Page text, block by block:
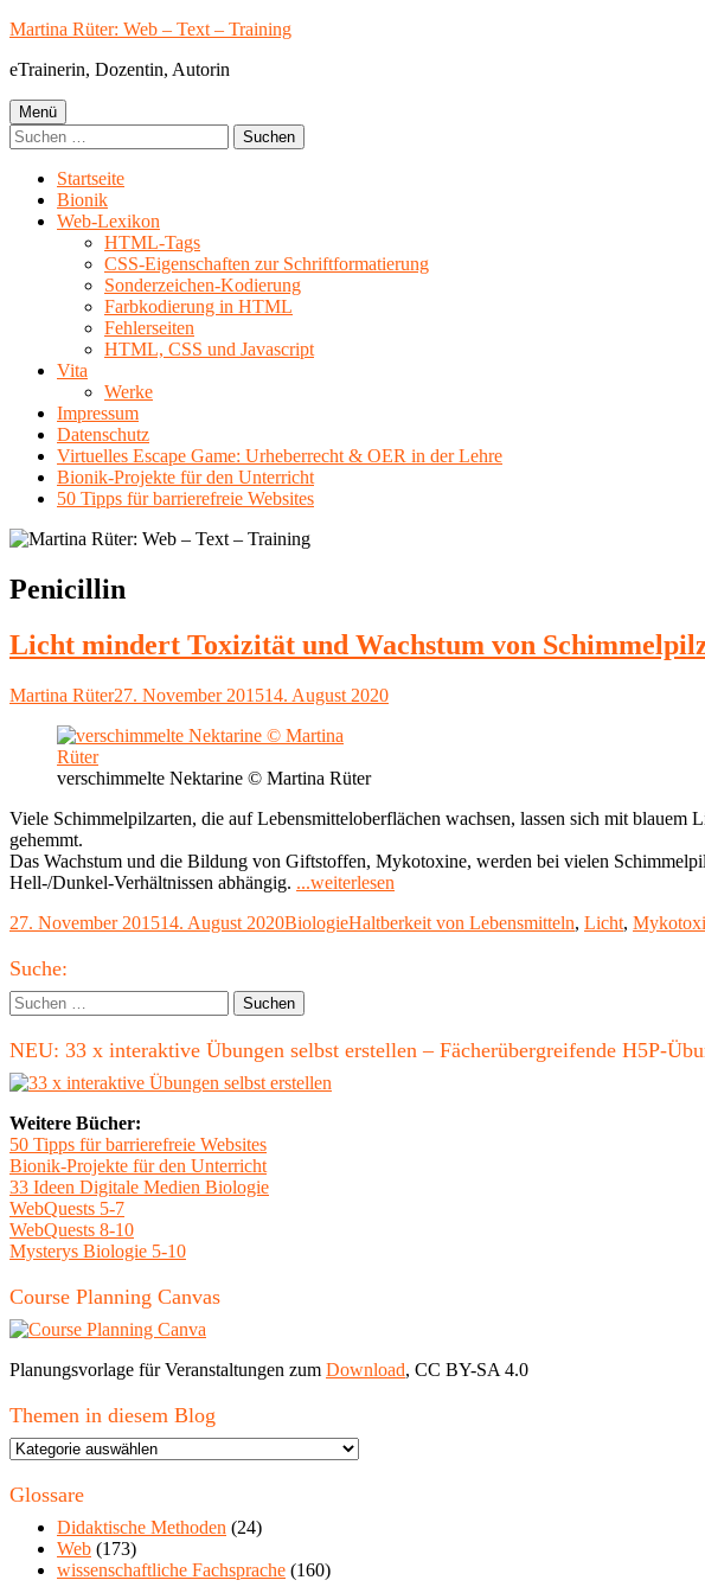
Springe
Inhalt
Martina Rüter: Web – Text – Training
eTrainerin, Dozentin, Autorin
Primäres
Menü
Menü
Suchen
nach:
Startseite
Bionik
Web-Lexikon
HTML-Tags
CSS-Eigenschaften zur Schriftformatierung
Sonderzeichen-Kodierung
Farbkodierung in HTML
Fehlerseiten
HTML, CSS und Javascript
Vita
Werke
Impressum
Datenschutz
Virtuelles Escape Game: Urheberrecht & OER in der Lehre
Bionik-Projekte für den Unterricht
50 Tipps für barrierefreie Websites
Schlagwort:
Penicillin
Licht mindert Toxizität und Wachstum von
Autor
Martina RüterVeröffentlicht
27. November 201514. August 2020
verschimmelte Nektarine © Martina Rüter
Viele Schimmelpilzarten, die auf Lebensmitteloberflächen wachsen, lassen sich mit
gehemmt.
Das Wachstum und die Bildung von Giftstoffen, Mykotoxine, werden bei vielen
Hell-/Dunkel-Verhältnissen abhängig. ...weiterlesen
Toxizität
Veröffentlicht
27. November 201514. August 2020Kategorien
BiologieSchlagwörter
Haltberkeit von Lebensmitteln, Licht,
Haupt-
Seitenleiste
Suche:
Suchen
nach:
NEU: 33 x interaktive Übungen selbst erstellen – Fächerübergreifende H5P-
Weitere Bücher:
50 Tipps für barrierefreie Websites
Bionik-Projekte für den Unterricht
33 Ideen Digitale Medien Biologie
WebQuests 5-7
WebQuests 8-10
Mysterys Biologie 5-10
Course Planning Canvas
Planungsvorlage für Veranstaltungen zum Download, CC BY-SA 4.0
Themen in diesem Blog
Themen
diesem
Glossare
Didaktische Methoden (24)
Web (173)
wissenschaftliche Fachsprache (160)